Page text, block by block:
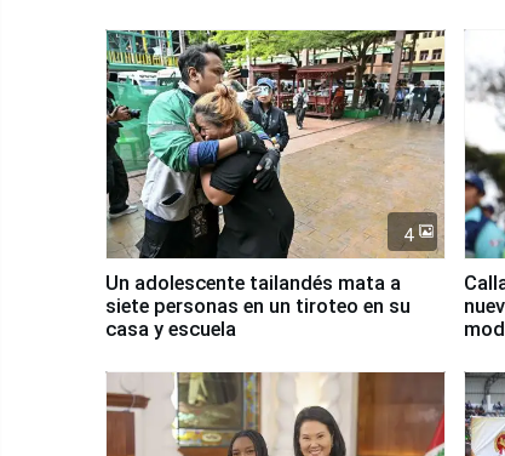
4
Un adolescente tailandés mata a
siete personas en un tiroteo en su
casa y escuela